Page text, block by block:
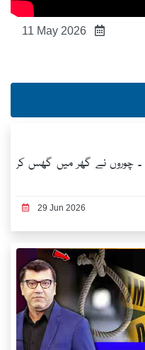
11 May 2026
۔ چوروں نے گھر میں گھس کر
29 Jun 2026